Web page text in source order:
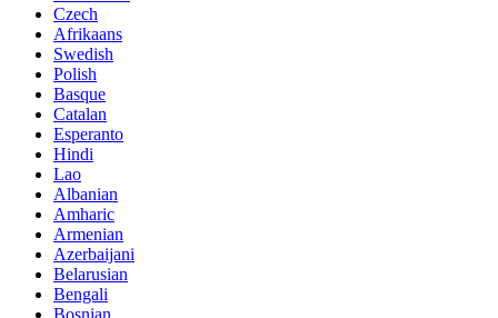
Czech
Afrikaans
Swedish
Polish
Basque
Catalan
Esperanto
Hindi
Lao
Albanian
Amharic
Armenian
Azerbaijani
Belarusian
Bengali
Bosnian